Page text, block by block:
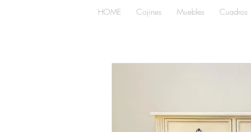
HOME Cojines Muebles Cuadros